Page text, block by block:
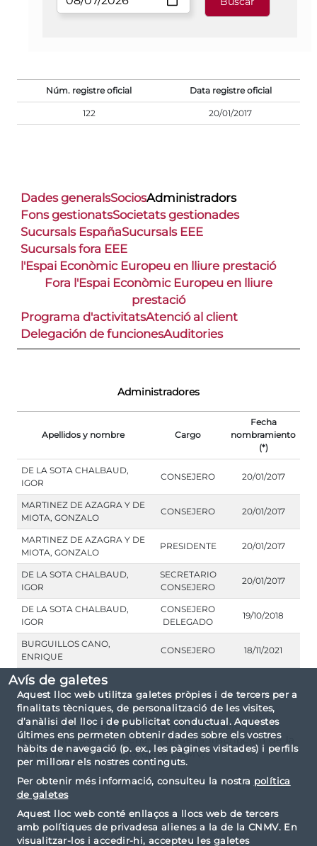
Avís de galetes
Aquest lloc web utilitza galetes pròpies i de tercers per a
finalitats tècniques, de personalització de les visites,
d’anàlisi del lloc i de publicitat conductual. Aquestes
últimes ens permeten obtenir dades sobre els vostres
hàbits de navegació (p. ex., les pàgines visitades) i perfils
per millorar els nostres continguts.
Per obtenir més informació, consulteu la nostra política
de galetes
Aquest lloc web conté enllaços a llocs web de tercers
amb polítiques de privadesa alienes a la de la CNMV. En
visualitzar-los i accedir-hi, accepteu les galetes
Núm. registre oficial Data registre oficial
122 20/01/2017
Dades generalsSociosAdministradors
Fons gestionatsSocietats gestionades
Sucursals EspañaSucursals EEE
Sucursals fora EEE
l'Espai Econòmic Europeu en lliure prestació
Fora l'Espai Econòmic Europeu en lliure
prestació
Programa d'activitatsAtenció al client
Delegación de funcionesAuditories
Administradores
Apellidos y nombre Cargo
Fecha
nombramiento
(*)
DE LA SOTA CHALBAUD,
IGOR
CONSEJERO 20/01/2017
MARTINEZ DE AZAGRA Y DE
MIOTA, GONZALO
CONSEJERO 20/01/2017
MARTINEZ DE AZAGRA Y DE
MIOTA, GONZALO
PRESIDENTE 20/01/2017
DE LA SOTA CHALBAUD,
IGOR
SECRETARIO
CONSEJERO
20/01/2017
DE LA SOTA CHALBAUD,
IGOR
CONSEJERO
DELEGADO
19/10/2018
BURGUILLOS CANO,
ENRIQUE
CONSEJERO 18/11/2021
(*) Para los integrantes del primer Consejo de
Administración, la fecha es la de la inscripción de la
entidad en el Registro de la CNMV.